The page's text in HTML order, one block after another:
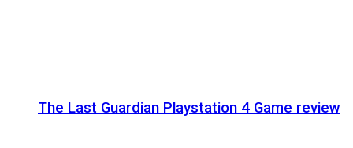
The Last Guardian Playstation 4 Game review